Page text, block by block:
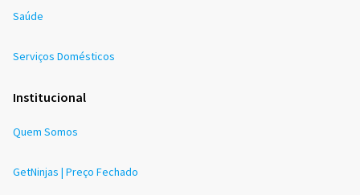
Saúde
Serviços Domésticos
Institucional
Quem Somos
GetNinjas | Preço Fechado